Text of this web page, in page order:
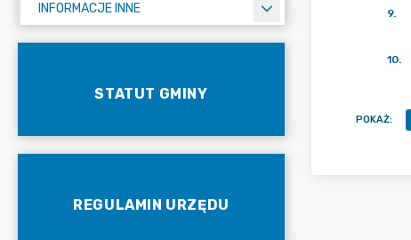
INFORMACJE INNE
STATUT GMINY
REGULAMIN URZĘDU
9.
10.
POKAŻ: